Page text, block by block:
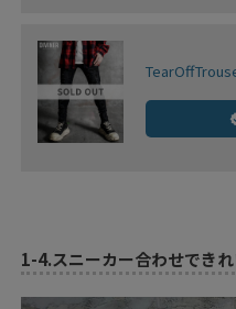
1-4.スニーカー合わせでき